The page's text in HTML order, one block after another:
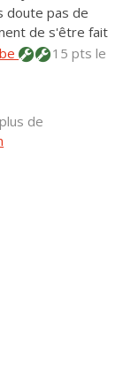
doute pas de
de s'être fait
15 ptsle
de